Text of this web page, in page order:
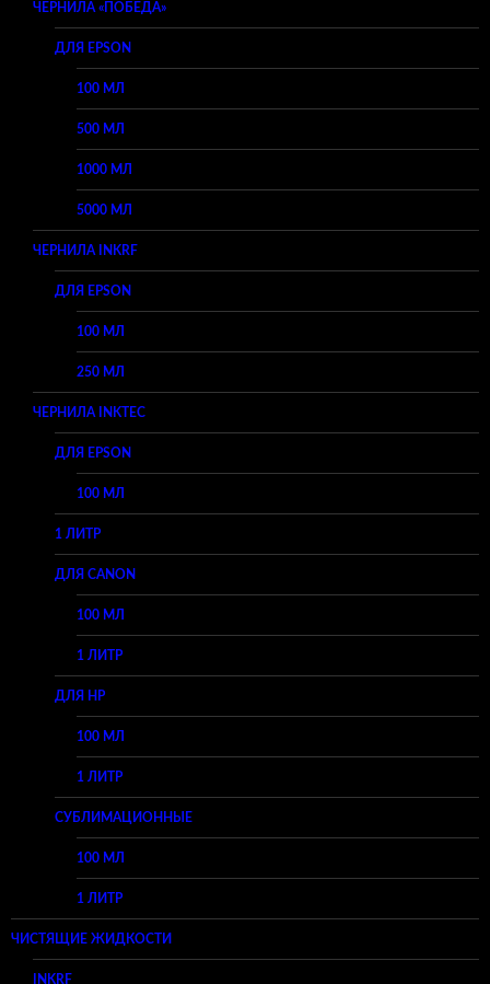
ЧЕРНИЛА «ПОБЕДА»
ДЛЯ EPSON
100 МЛ
500 МЛ
1000 МЛ
5000 МЛ
ЧЕРНИЛА INKRF
ДЛЯ EPSON
100 МЛ
250 МЛ
ЧЕРНИЛА INKTEC
ДЛЯ EPSON
100 МЛ
1 ЛИТР
ДЛЯ CANON
100 МЛ
1 ЛИТР
ДЛЯ HP
100 МЛ
1 ЛИТР
СУБЛИМАЦИОННЫЕ
100 МЛ
1 ЛИТР
ЧИСТЯЩИЕ ЖИДКОСТИ
INKRF